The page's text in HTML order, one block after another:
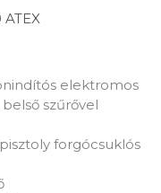
elektromos
szűrővel
forgócsuklós